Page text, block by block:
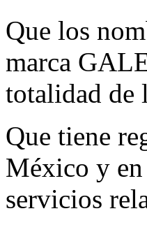
Que los
marca
totalidad de
Que tiene
México y
servicios